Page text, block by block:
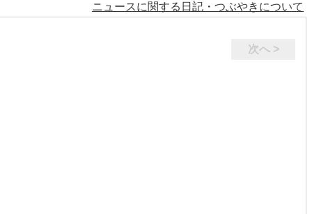
ニュースに関する日記・つぶやきについて
次へ >